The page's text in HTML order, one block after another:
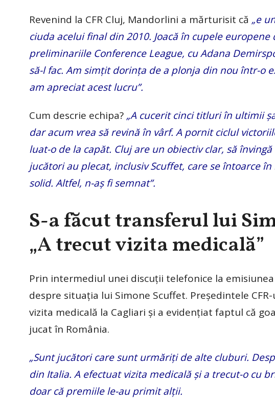
Revenind la CFR Cluj, Mandorlini a mărturisit că „e
ciuda acelui final din 2010. Joacă în cupele
preliminariile Conference League, cu Adana
să-l fac. Am simțit dorința de a plonja din nou într-o
am apreciat acest lucru”.
Cum descrie echipa? „A cucerit cinci titluri în ultimii
dar acum vrea să revină în vârf. A pornit ciclul
luat-o de la capăt. Cluj are un obiectiv clar, să
jucători au plecat, inclusiv Scuffet, care se întoarce
solid. Altfel, n-aș fi semnat”.
S-a făcut transferul lui
„A trecut vizita medicală”
Prin intermediul unei discuții telefonice la
despre situația lui Simone Scuffet. Președintele
vizita medicală la Cagliari și a evidențiat faptul că
jucat în România.
„Sunt jucători care sunt urmăriți de alte cluburi.
din Italia. A efectuat vizita medicală și a trecut-o cu
doar că premiile le-au primit alții.